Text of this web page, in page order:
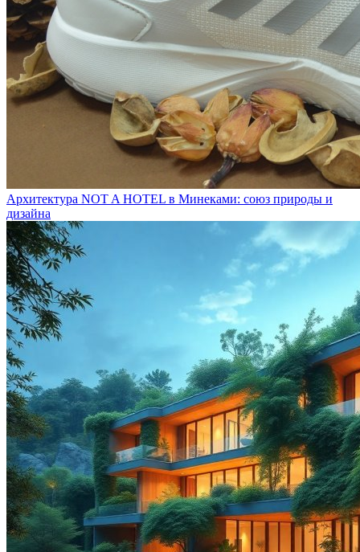
Архитектура NOT A HOTEL в Минеками: союз природы и
дизайна